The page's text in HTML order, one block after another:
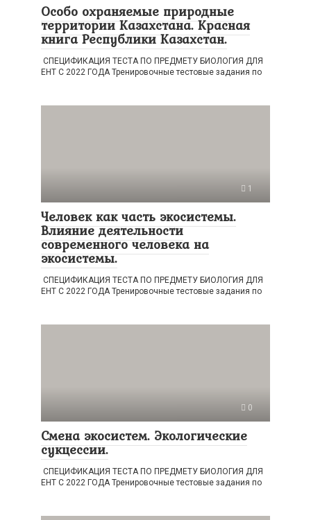
Особо охраняемые природные
территории Казахстана. Красная
книга Республики Казахстан.
СПЕЦИФИКАЦИЯ ТЕСТА ПО ПРЕДМЕТУ БИОЛОГИЯ ДЛЯ
ЕНТ С 2022 ГОДА Тренировочные тестовые задания по
1
Человек как часть экосистемы.
Влияние деятельности
современного человека на
экосистемы.
СПЕЦИФИКАЦИЯ ТЕСТА ПО ПРЕДМЕТУ БИОЛОГИЯ ДЛЯ
ЕНТ С 2022 ГОДА Тренировочные тестовые задания по
0
Смена экосистем. Экологические
сукцессии.
СПЕЦИФИКАЦИЯ ТЕСТА ПО ПРЕДМЕТУ БИОЛОГИЯ ДЛЯ
ЕНТ С 2022 ГОДА Тренировочные тестовые задания по